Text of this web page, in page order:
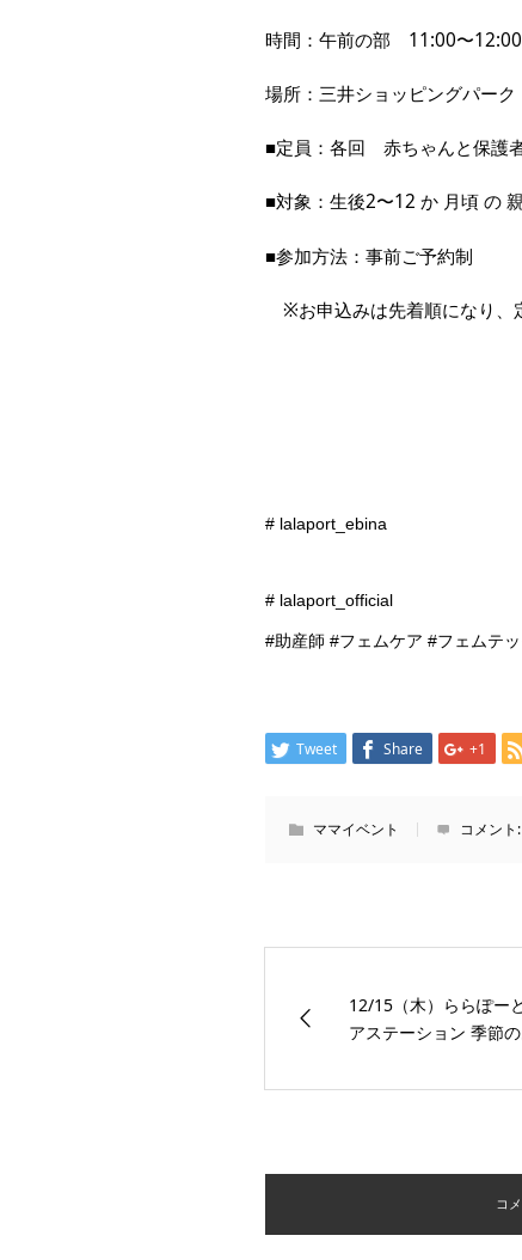
時間：午前の部 11:00〜
場所：三井ショッピングパー
■定員：各回 赤ちゃんと保護
■対象：生後2〜12 か 月頃 の
■参加方法：事前ご予約制
※お申込みは先着順になり、
# lalaport_ebina
# lalaport_official
#助産師 #フェムケア #フェムテ
Tweet Share +1
ママイベント コメント:
12/15（木）ららぽー
アステーション 季節
コ